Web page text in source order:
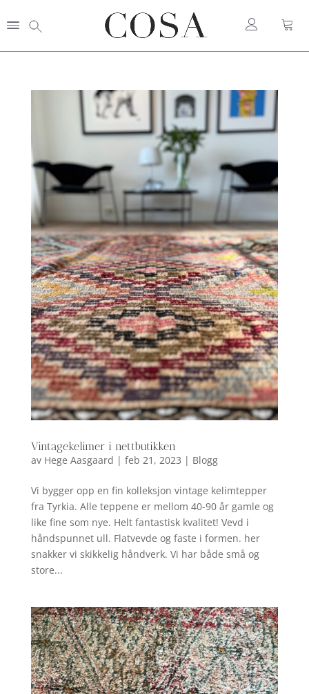
Vintagekelimer i nettbutikken
av Hege Aasgaard | feb 21, 2023 | Blogg
Vi bygger opp en fin kolleksjon vintage kelimtepper
fra Tyrkia. Alle teppene er mellom 40-90 år gamle og
like fine som nye. Helt fantastisk kvalitet! Vevd i
håndspunnet ull. Flatvevde og faste i formen. her
snakker vi skikkelig håndverk. Vi har både små og
store...